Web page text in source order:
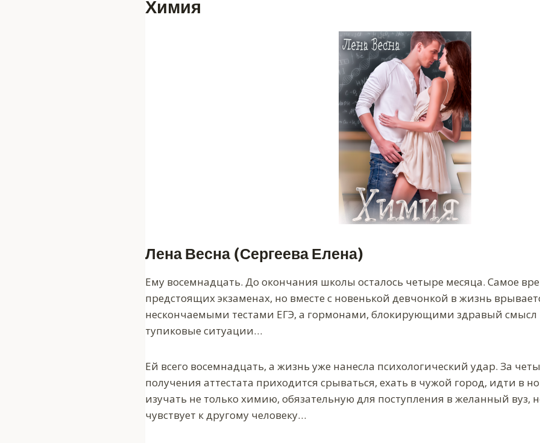
Химия
Лена Весна (Сергеева Елена)
Ему восемнадцать. До окончания школы осталось четыре месяца. Самое
предстоящих экзаменах, но вместе с новенькой девчонкой в жизнь
нескончаемыми тестами ЕГЭ, а гормонами, блокирующими здравый
тупиковые ситуации…
Ей всего восемнадцать, а жизнь уже нанесла психологический удар. За
получения аттестата приходится срываться, ехать в чужой город, идти в
изучать не только химию, обязательную для поступления в желанный вуз,
чувствует к другому человеку…